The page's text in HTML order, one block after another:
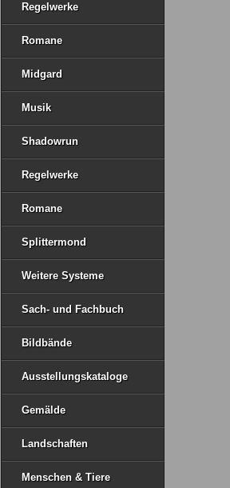
Regelwerke
Romane
Midgard
Musik
Shadowrun
Regelwerke
Romane
Splittermond
Weitere Systeme
Sach- und Fachbuch
Bildbände
Ausstellungskataloge
Gemälde
Landschaften
Menschen & Tiere